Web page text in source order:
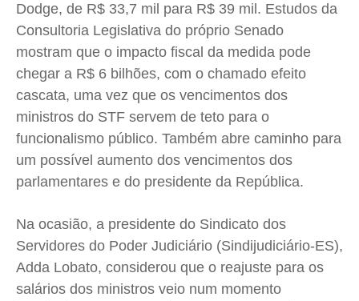
Dodge, de R$ 33,7 mil para R$ 39 mil. Estudos da
Consultoria Legislativa do próprio Senado
mostram que o impacto fiscal da medida pode
chegar a R$ 6 bilhões, com o chamado efeito
cascata, uma vez que os vencimentos dos
ministros do STF servem de teto para o
funcionalismo público. Também abre caminho para
um possível aumento dos vencimentos dos
parlamentares e do presidente da República.
Na ocasião, a presidente do Sindicato dos
Servidores do Poder Judiciário (Sindijudiciário-ES),
Adda Lobato, considerou que o reajuste para os
salários dos ministros veio num momento